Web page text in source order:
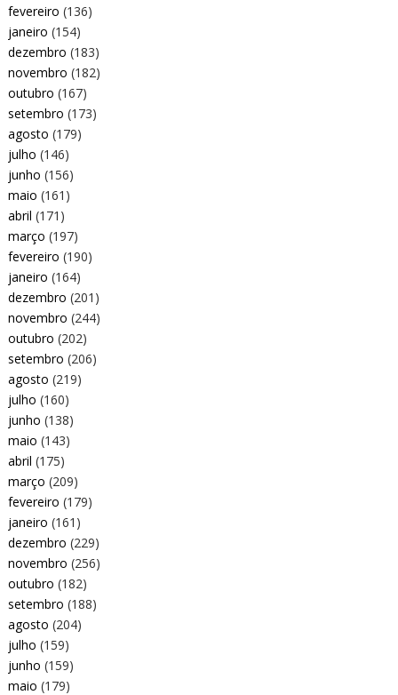
fevereiro (136)
janeiro (154)
dezembro (183)
novembro (182)
outubro (167)
setembro (173)
agosto (179)
julho (146)
junho (156)
maio (161)
abril (171)
março (197)
fevereiro (190)
janeiro (164)
dezembro (201)
novembro (244)
outubro (202)
setembro (206)
agosto (219)
julho (160)
junho (138)
maio (143)
abril (175)
março (209)
fevereiro (179)
janeiro (161)
dezembro (229)
novembro (256)
outubro (182)
setembro (188)
agosto (204)
julho (159)
junho (159)
maio (179)